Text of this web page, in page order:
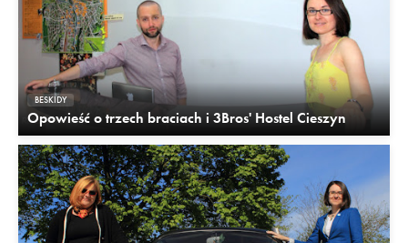
BESKIDY
Opowieść o trzech braciach i 3Bros' Hostel Cieszyn